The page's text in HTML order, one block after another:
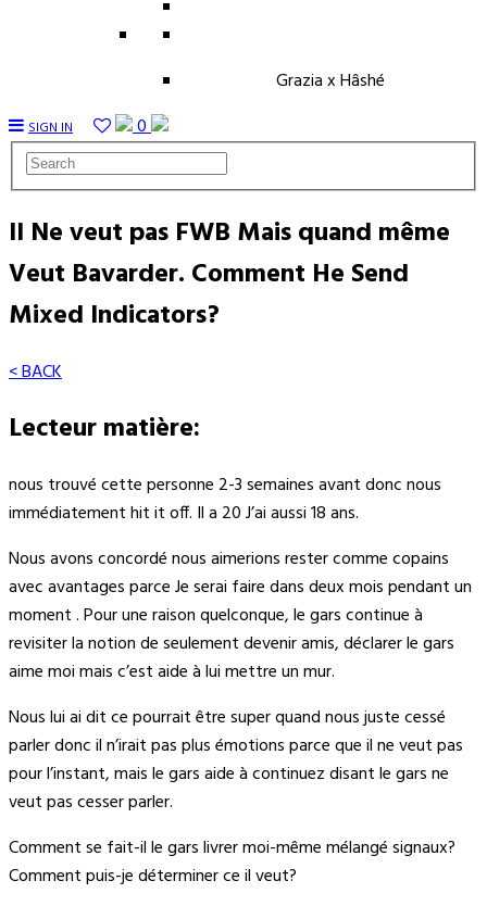
Grazia x Hâshé
SIGN IN 0
Il Ne veut pas FWB Mais quand même
Veut Bavarder. Comment He Send
Mixed Indicators?
< BACK
Lecteur matière:
nous trouvé cette personne 2-3 semaines avant donc nous
immédiatement hit it off. Il a 20 J’ai aussi 18 ans.
Nous avons concordé nous aimerions rester comme copains
avec avantages parce Je serai faire dans deux mois pendant un
moment . Pour une raison quelconque, le gars continue à
revisiter la notion de seulement devenir amis, déclarer le gars
aime moi mais c’est aide à lui mettre un mur.
Nous lui ai dit ce pourrait être super quand nous juste cessé
parler donc il n’irait pas plus émotions parce que il ne veut pas
pour l’instant, mais le gars aide à continuez disant le gars ne
veut pas cesser parler.
Comment se fait-il le gars livrer moi-même mélangé signaux?
Comment puis-je déterminer ce il veut?